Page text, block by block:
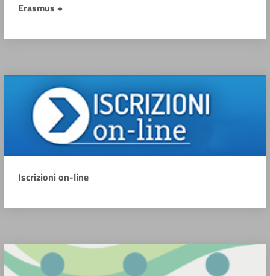
Erasmus +
Iscrizioni on-line